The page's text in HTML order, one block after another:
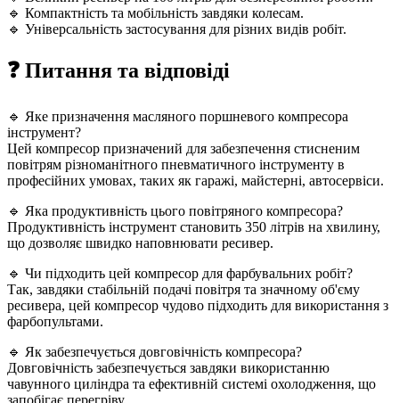
🔹 Компактність та мобільність завдяки колесам.
🔹 Універсальність застосування для різних видів робіт.
❓ Питання та відповіді
🔹 Яке призначення масляного поршневого компресора
інструмент?
Цей компресор призначений для забезпечення стисненим
повітрям різноманітного пневматичного інструменту в
професійних умовах, таких як гаражі, майстерні, автосервіси.
🔹 Яка продуктивність цього повітряного компресора?
Продуктивність інструмент становить 350 літрів на хвилину,
що дозволяє швидко наповнювати ресивер.
🔹 Чи підходить цей компресор для фарбувальних робіт?
Так, завдяки стабільній подачі повітря та значному об'єму
ресивера, цей компресор чудово підходить для використання з
фарбопультами.
🔹 Як забезпечується довговічність компресора?
Довговічність забезпечується завдяки використанню
чавунного циліндра та ефективній системі охолодження, що